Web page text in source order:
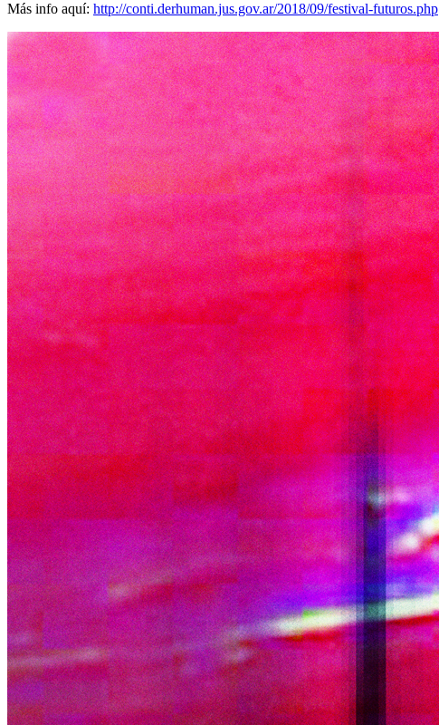
Más info aquí: http://conti.derhuman.jus.gov.ar/2018/09/festival-futuros.php